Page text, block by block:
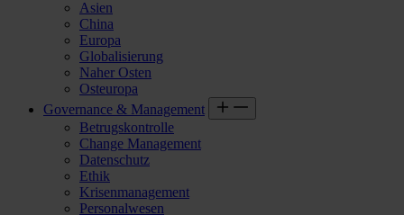
Asien
China
Europa
Globalisierung
Naher Osten
Osteuropa
Governance & Management
Betrugskontrolle
Change Management
Datenschutz
Ethik
Krisenmanagement
Personalwesen